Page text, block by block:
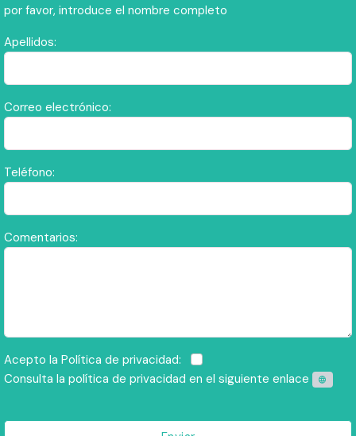
por favor, introduce el nombre completo
Apellidos:
Correo electrónico:
Teléfono:
Comentarios:
Acepto la Política de privacidad:
Consulta la política de privacidad en el siguiente enlace